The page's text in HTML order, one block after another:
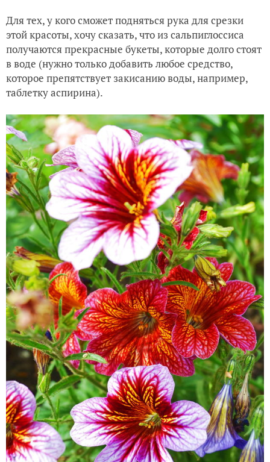
Для тех, у кого сможет подняться рука для срезки
этой красоты, хочу сказать, что из сальпиглоссиса
получаются прекрасные букеты, которые долго стоят
в воде (нужно только добавить любое средство,
которое препятствует закисанию воды, например,
таблетку аспирина).